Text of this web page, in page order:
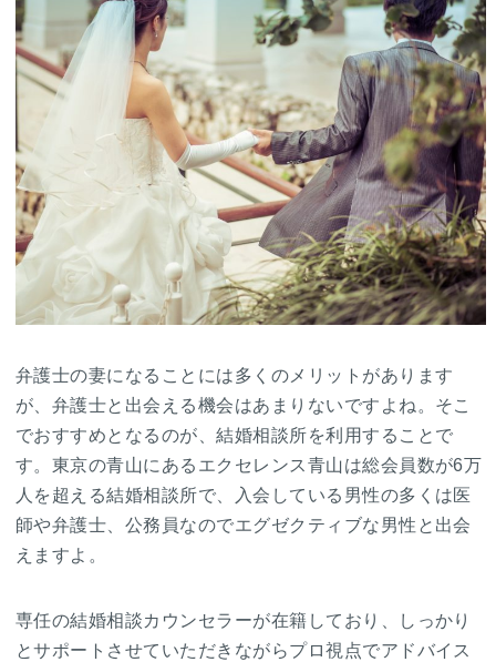
弁護士の妻になることには多くのメリットがあります
が、弁護士と出会える機会はあまりないですよね。そこ
でおすすめとなるのが、結婚相談所を利用することで
す。東京の青山にあるエクセレンス青山は総会員数が6万
人を超える結婚相談所で、入会している男性の多くは医
師や弁護士、公務員なのでエグゼクティブな男性と出会
えますよ。
専任の結婚相談カウンセラーが在籍しており、しっかり
とサポートさせていただきながらプロ視点でアドバイス